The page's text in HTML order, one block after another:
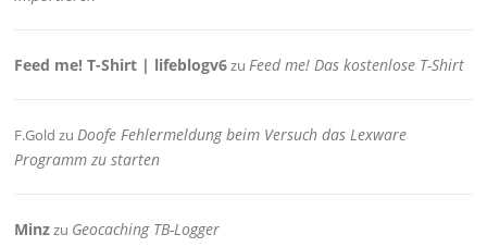
Feed me! T-Shirt | lifeblogv6zu Feed me! Das kostenlose T-Shirt
F.Gold zu Doofe Fehlermeldung beim Versuch das Lexware
Programm zu starten
Minzzu Geocaching TB-Logger